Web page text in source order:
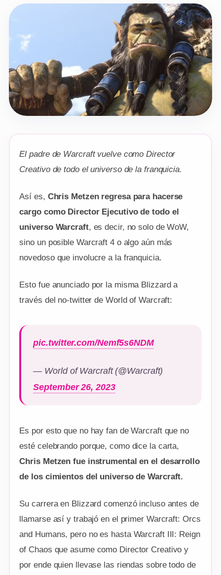
El padre de Warcraft vuelve como Director
Creativo de todo el universo de la franquicia.
Así es, Chris Metzen regresa para hacerse
cargo como Director Ejecutivo de todo el
universo Warcraft, es decir, no solo de WoW,
sino un posible Warcraft 4 o algo aún más
novedoso que involucre a la franquicia.
Esto fue anunciado por la misma Blizzard a
través del no-twitter de World of Warcraft:
pic.twitter.com/Nemf5s6NDM
— World of Warcraft (@Warcraft)
September 26, 2023
Es por esto que no hay fan de Warcraft que no
esté celebrando porque, como dice la carta,
Chris Metzen fue instrumental en el desarrollo
de los cimientos del universo de Warcraft.
Su carrera en Blizzard comenzó incluso antes de
llamarse así y trabajó en el primer Warcraft: Orcs
and Humans, pero no es hasta Warcraft III: Reign
of Chaos que asume como Director Creativo y
por ende quien llevase las riendas sobre todo de